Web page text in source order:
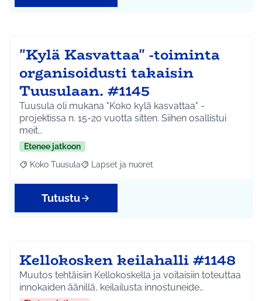
"Kylä Kasvattaa" -toiminta
organisoidusti takaisin
Tuusulaan. #1145
Tuusula oli mukana "Koko kylä kasvattaa" -
projektissa n. 15-20 vuotta sitten. Siihen osallistui
meit…
Etenee jatkoon
Rajaa tulokset aihepiirin mukaan: Koko Tuusula
Koko Tuusula Rajaa tulokset teeman mukaan: Lapset ja
Lapset ja nuoret
Tutustu
Kellokosken keilahalli #1148
Muutos tehtäisiin Kellokoskella ja voitaisiin toteuttaa
innokaiden äänillä, keilailusta innostuneide…